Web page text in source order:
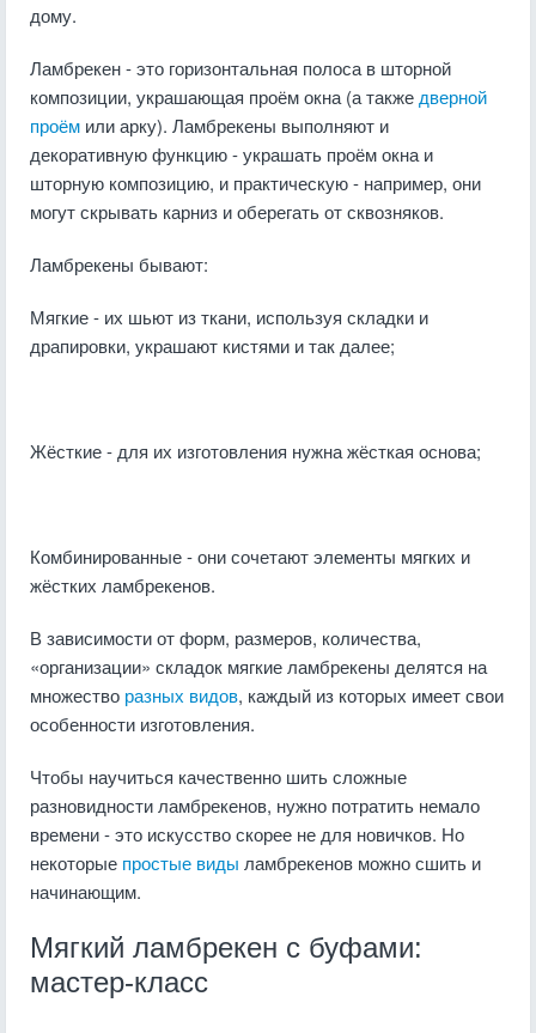
дому.
Ламбрекен - это горизонтальная полоса в шторной
композиции, украшающая проём окна (а также дверной
проём или арку). Ламбрекены выполняют и
декоративную функцию - украшать проём окна и
шторную композицию, и практическую - например, они
могут скрывать карниз и оберегать от сквозняков.
Ламбрекены бывают:
Мягкие - их шьют из ткани, используя складки и
драпировки, украшают кистями и так далее;
Жёсткие - для их изготовления нужна жёсткая основа;
Комбинированные - они сочетают элементы мягких и
жёстких ламбрекенов.
В зависимости от форм, размеров, количества,
«организации» складок мягкие ламбрекены делятся на
множество разных видов, каждый из которых имеет свои
особенности изготовления.
Чтобы научиться качественно шить сложные
разновидности ламбрекенов, нужно потратить немало
времени - это искусство скорее не для новичков. Но
некоторые простые виды ламбрекенов можно сшить и
начинающим.
Мягкий ламбрекен с буфами:
мастер-класс